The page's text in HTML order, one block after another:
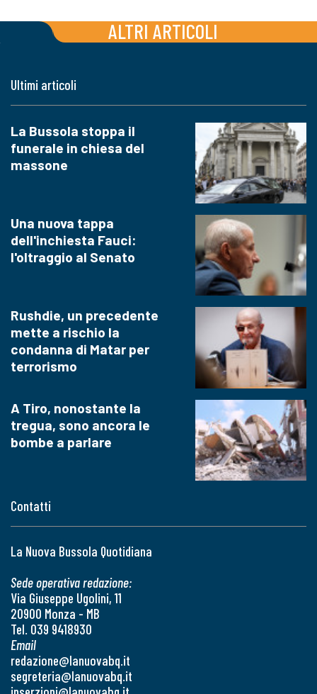
ALTRI ARTICOLI
Contatti
La Nuova Bussola Quotidiana
Sede operativa redazione:
Via Giuseppe Ugolini, 11
20900 Monza - MB
Tel. 039 9418930
Email
redazione@lanuovabq.it
segreteria@lanuovabq.it
Ultimi articoli
La Bussola stoppa il
funerale in chiesa del
massone
Una nuova tappa
dell'inchiesta Fauci:
l'oltraggio al Senato
Rushdie, un precedente
mette a rischio la
condanna di Matar per
terrorismo
A Tiro, nonostante la
tregua, sono ancora le
bombe a parlare